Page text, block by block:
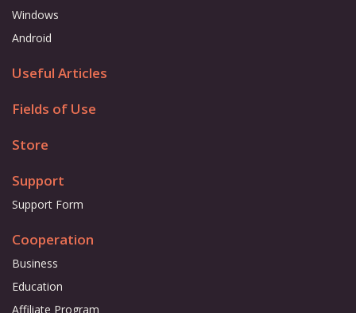
Windows
Android
Useful Articles
Fields of Use
Store
Support
Support Form
Cooperation
Business
Education
Affiliate Program